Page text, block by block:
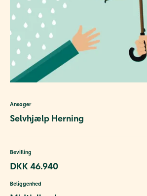
Ansøger
Selvhjælp Herning
Bevilling
DKK 46.940
Beliggenhed